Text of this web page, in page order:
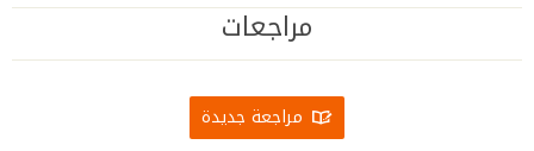
مراجعات
مراجعة جديدة